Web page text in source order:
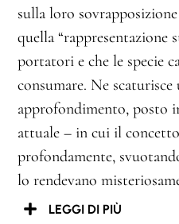
sulla loro
quella
portatori e che le specie
consumare. Ne
approfondimento, posto
attuale – in cui il
profondamente,
lo rendevano
LEGGI DI PIÙ